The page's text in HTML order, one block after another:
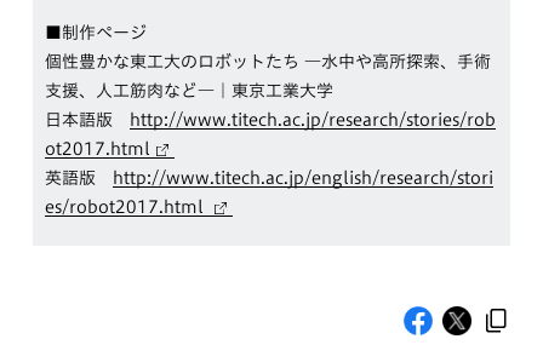
■制作ページ
個性豊かな東工大のロボットたち ―水中や高所探索、手術
支援、人工筋肉など―｜東京工業大学
日本語版
http://www.titech.ac.jp/research/stories/rob
ot2017.html
英語版
http://www.titech.ac.jp/english/research/stori
es/robot2017.html